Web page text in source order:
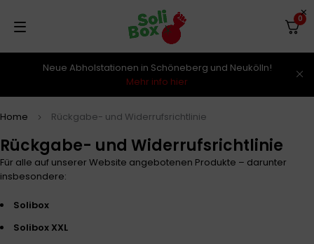
Neue Abholstationen in Schöneberg und Neukölln!
Mehr info hier
0
Rückgabe- und Widerrufsrichtlinie
Home Rückgabe- und Widerrufsrichtlinie
Für alle auf unserer Website angebotenen Produkte – darunter
insbesondere:
Solibox
Solibox XXL